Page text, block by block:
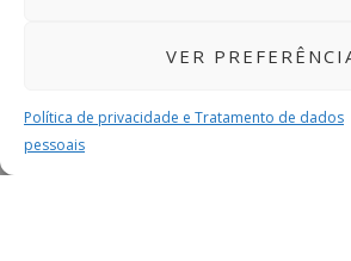
VER
Política de privacidade e Tratamento de dados
pessoais